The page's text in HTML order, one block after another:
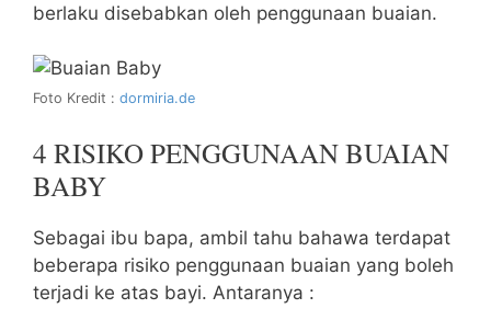
berlaku disebabkan oleh penggunaan buaian.
Foto Kredit : dormiria.de
4 RISIKO PENGGUNAAN BUAIAN
BABY
Sebagai ibu bapa, ambil tahu bahawa terdapat
beberapa risiko penggunaan buaian yang boleh
terjadi ke atas bayi. Antaranya :